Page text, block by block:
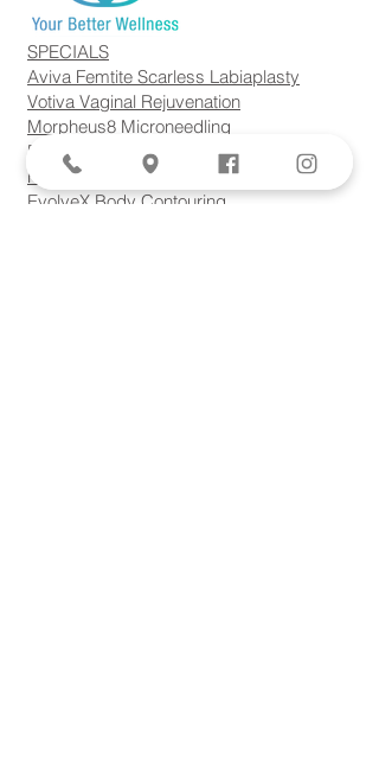
SPECIALS
Aviva Femtite Scarless Labiaplasty
Votiva Vaginal Rejuvenation
Morpheus8 Microneedling
Bodytite + Liposuction
Facetite Scarless Face Lift
EvolveX Body Contouring